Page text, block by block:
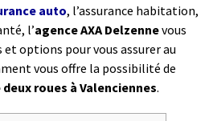
auto, l’assurance habitation,
l’agence AXA Delzennevous
options pour vous assurer au
vous offre la possibilité de
roues à Valenciennes.